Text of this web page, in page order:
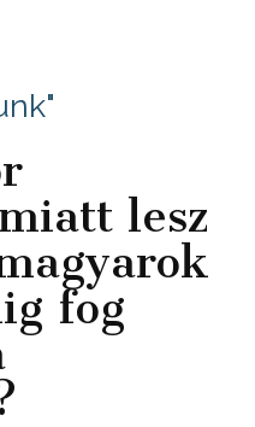
lesz
fog